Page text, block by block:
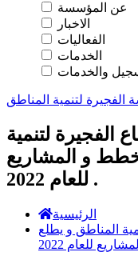
عن المؤسسة
الاخبار
الفعاليات
الخدمات
والخدمات
الفجيرة لتنمية
و المشاريع
للعام 2022 . ⁦
الرئيسية
المناطق و يطلع